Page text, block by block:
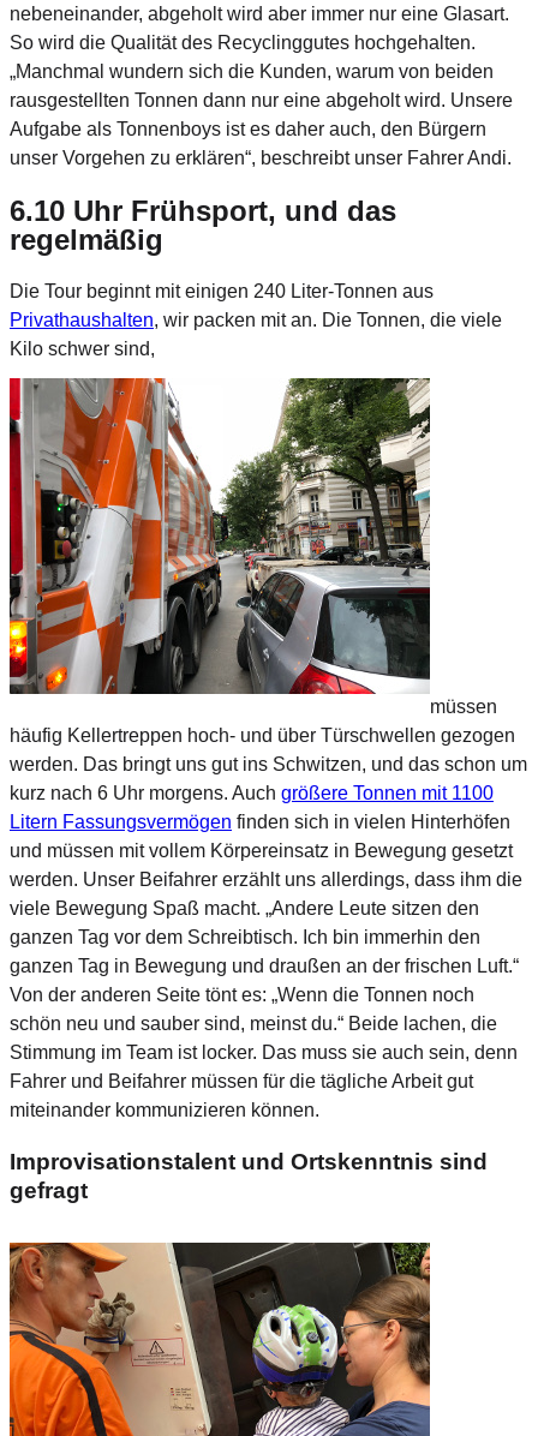
nebeneinander, abgeholt wird aber immer nur eine Glasart.
So wird die Qualität des Recyclinggutes hochgehalten.
„Manchmal wundern sich die Kunden, warum von beiden
rausgestellten Tonnen dann nur eine abgeholt wird. Unsere
Aufgabe als Tonnenboys ist es daher auch, den Bürgern
unser Vorgehen zu erklären“, beschreibt unser Fahrer Andi.
6.10 Uhr Frühsport, und das
regelmäßig
Die Tour beginnt mit einigen 240 Liter-Tonnen aus
Privathaushalten, wir packen mit an. Die Tonnen, die viele
Kilo schwer sind,
müssen
häufig Kellertreppen hoch- und über Türschwellen gezogen
werden. Das bringt uns gut ins Schwitzen, und das schon um
kurz nach 6 Uhr morgens. Auch größere Tonnen mit 1100
Litern Fassungsvermögen finden sich in vielen Hinterhöfen
und müssen mit vollem Körpereinsatz in Bewegung gesetzt
werden. Unser Beifahrer erzählt uns allerdings, dass ihm die
viele Bewegung Spaß macht. „Andere Leute sitzen den
ganzen Tag vor dem Schreibtisch. Ich bin immerhin den
ganzen Tag in Bewegung und draußen an der frischen Luft.“
Von der anderen Seite tönt es: „Wenn die Tonnen noch
schön neu und sauber sind, meinst du.“ Beide lachen, die
Stimmung im Team ist locker. Das muss sie auch sein, denn
Fahrer und Beifahrer müssen für die tägliche Arbeit gut
miteinander kommunizieren können.
Improvisationstalent und Ortskenntnis sind
gefragt